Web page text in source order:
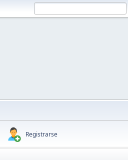
Registrarse